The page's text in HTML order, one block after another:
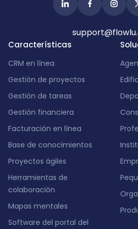
Características
CRM en línea
Gestión de proyectos
Gestión de tareas
Gestión financiera
Facturación en línea
Base de conocimientos
Proyectos ágiles
Herramientas de
colaboración
Mapas mentales
Software del portal del